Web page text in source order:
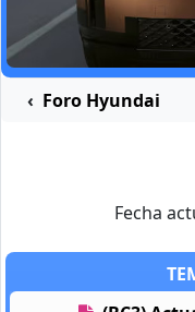
Foro Hyundai
Fecha